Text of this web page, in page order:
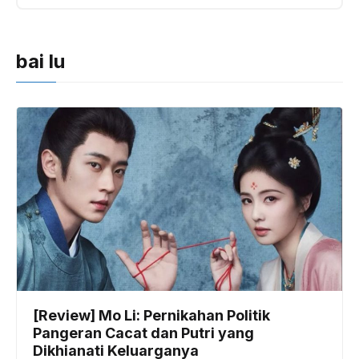
bai lu
[Review] Mo Li: Pernikahan Politik
Pangeran Cacat dan Putri yang
Dikhianati Keluarganya